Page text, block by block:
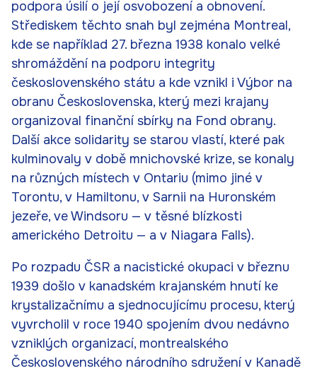
podpora úsilí o její osvobození a obnovení.
Střediskem těchto snah byl zejména Montreal,
kde se například 27. března 1938 konalo velké
shromáždění na podporu integrity
československého státu a kde vznikl i Výbor na
obranu Československa, který mezi krajany
organizoval finanční sbírky na Fond obrany.
Další akce solidarity se starou vlastí, které pak
kulminovaly v době mnichovské krize, se konaly
na různých místech v Ontariu (mimo jiné v
Torontu, v Hamiltonu, v Sarnii na Huronském
jezeře, ve Windsoru — v těsné blízkosti
amerického Detroitu — a v Niagara Falls).
Po rozpadu ČSR a nacistické okupaci v březnu
1939 došlo v kanadském krajanském hnutí ke
krystalizačnímu a sjednocujícímu procesu, který
vyvrcholil v roce 1940 spojením dvou nedávno
vzniklých organizací, montrealského
Československého národního sdružení v Kanadě